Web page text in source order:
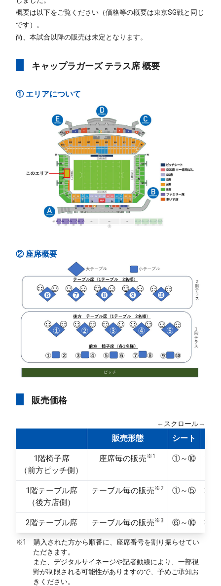
概要は以下をご覧ください（価格等の概要は東京SG戦と同じ
です）。
尚、本試合以降の販売は未定となります。
キャップラガーズ テラス席 概要
① エリアについて
② 座席概要
販売価格
←スクロール→
販売形態 シート
1階椅子席
（前方ピッチ側）
座席毎の販売※1 ①～⑩
1階テーブル席
（後方店側）
テーブル毎の販売※2 ①～⑤
2階テーブル席 テーブル毎の販売※3 ⑥～⑩
※1 購入された方から順番に、座席番号を割り振らせてい
ただきます。
また、デジタルサイネージや記者動線により、一部視
野が制限される可能性がありますので、予めご承知お
きください。